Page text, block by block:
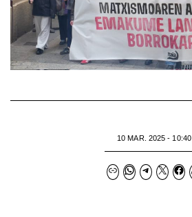
10 MAR. 2025 - 10:40